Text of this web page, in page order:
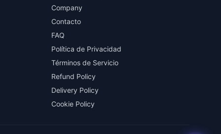
Company
Contacto
FAQ
Política de Privacidad
Términos de Servicio
Refund Policy
Delivery Policy
Cookie Policy